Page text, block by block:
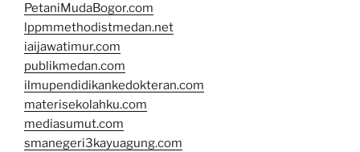
PetaniMudaBogor.com
lppmmethodistmedan.net
iaijawatimur.com
publikmedan.com
ilmupendidikankedokteran.com
materisekolahku.com
mediasumut.com
smanegeri3kayuagung.com